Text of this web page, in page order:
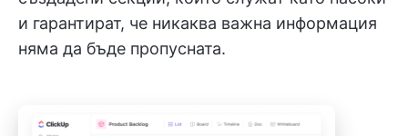
и гарантират, че никаква важна информация
няма да бъде пропусната.